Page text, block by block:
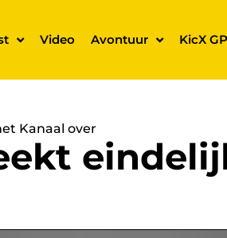
Video Avontuur KicX
Kanaal over